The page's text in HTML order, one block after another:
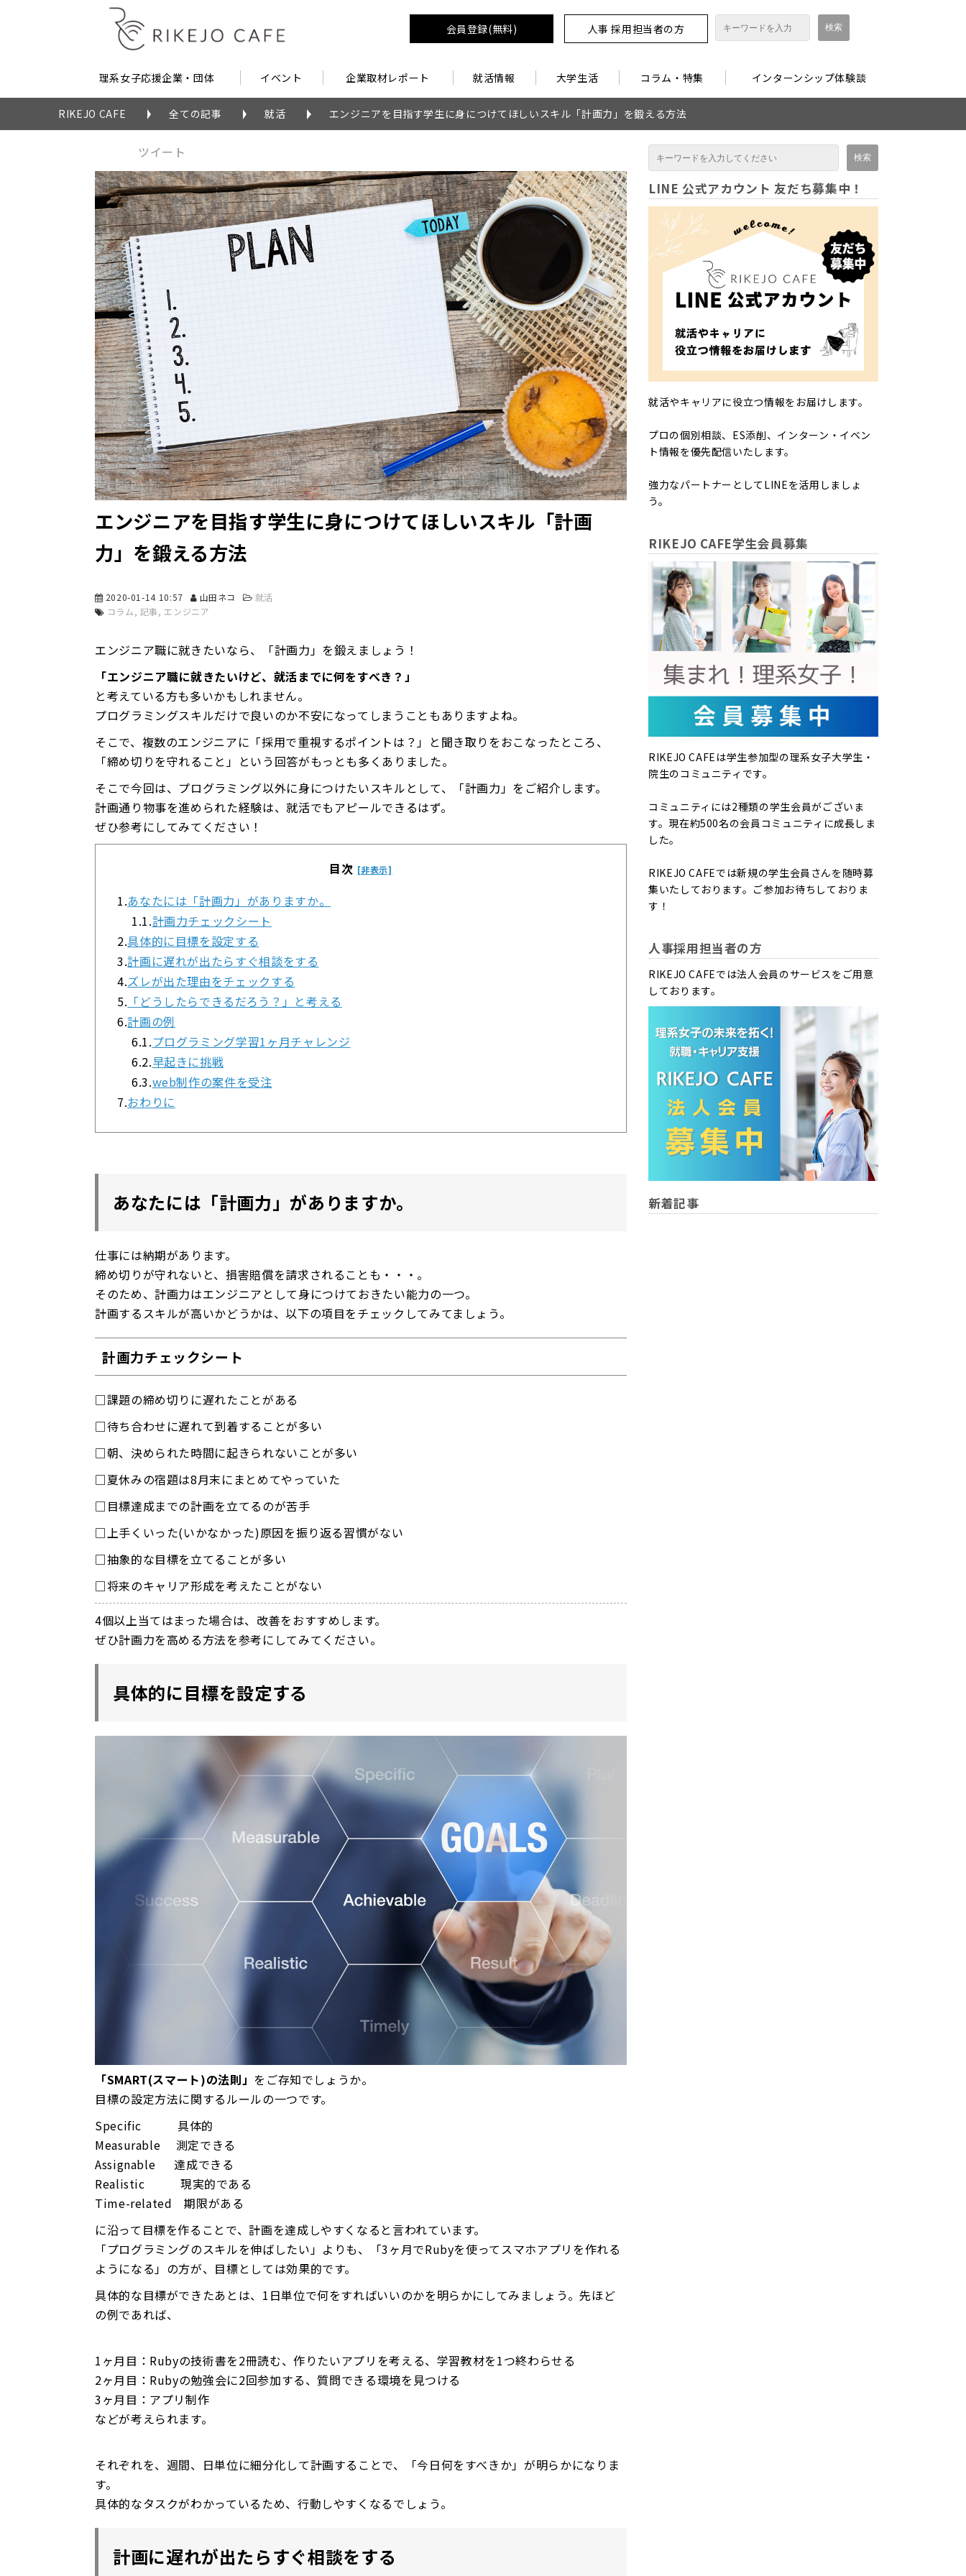
会員登録(無料) 人事 採用担当者の方
理系女子応援企業・団体 イベント 企業取材レポート 就活情報 大学生活 コラム・特集 インターンシップ体験談
RIKEJO CAFE 全ての記事 就活 エンジニアを目指す学生に身につけてほしいスキル「計画力」を鍛える方法
ツイート
エンジニアを目指す学生に身につけてほしいスキル「計画
力」を鍛える方法
2020-01-14 10:57 山田ネコ
就活
コラム 記事 エンジニア
エンジニア職に就きたいなら、「計画力」を鍛えましょう！
「エンジニア職に就きたいけど、就活までに何をすべき？」
と考えている方も多いかもしれません。
プログラミングスキルだけで良いのか不安になってしまうこともありますよね。
そこで、複数のエンジニアに「採用で重視するポイントは？」と聞き取りをおこなったところ、
「締め切りを守れること」という回答がもっとも多くありました。
そこで今回は、プログラミング以外に身につけたいスキルとして、「計画力」をご紹介します。
計画通り物事を進められた経験は、就活でもアピールできるはず。
ぜひ参考にしてみてください！
目次 [非表示]
1.あなたには「計画力」がありますか。
1.1.計画力チェックシート
2.具体的に目標を設定する
3.計画に遅れが出たらすぐ相談をする
4.ズレが出た理由をチェックする
5. 「どうしたらできるだろう？」と考える
6.計画の例
6.1.プログラミング学習1ヶ月チャレンジ
6.2.早起きに挑戦
6.3.web制作の案件を受注
7.おわりに
あなたには「計画力」がありますか。
仕事には納期があります。
締め切りが守れないと、損害賠償を請求されることも・・・。
そのため、計画力はエンジニアとして身につけておきたい能力の一つ。
計画するスキルが高いかどうかは、以下の項目をチェックしてみてましょう。
計画力チェックシート
□課題の締め切りに遅れたことがある
□待ち合わせに遅れて到着することが多い
□朝、決められた時間に起きられないことが多い
□夏休みの宿題は8月末にまとめてやっていた
□目標達成までの計画を立てるのが苦手
□上手くいった(いかなかった)原因を振り返る習慣がない
□抽象的な目標を立てることが多い
□将来のキャリア形成を考えたことがない
4個以上当てはまった場合は、改善をおすすめします。
ぜひ計画力を高める方法を参考にしてみてください。
具体的に目標を設定する
「SMART(スマート)の法則」 をご存知でしょうか。
目標の設定方法に関するルールの一つです。
Specific 具体的
Measurable 測定できる
Assignable 達成できる
Realistic 現実的である
Time-related 期限がある
に沿って目標を作ることで、計画を達成しやすくなると言われています。
「プログラミングのスキルを伸ばしたい」よりも、「3ヶ月でRubyを使ってスマホアプリを作れる
ようになる」の方が、目標としては効果的です。
具体的な目標ができたあとは、1日単位で何をすればいいのかを明らかにしてみましょう。先ほど
の例であれば、
1ヶ月目：Rubyの技術書を2冊読む、作りたいアプリを考える、学習教材を1つ終わらせる
2ヶ月目：Rubyの勉強会に2回参加する、質問できる環境を見つける
3ヶ月目：アプリ制作
などが考えられます。
それぞれを、週間、日単位に細分化して計画することで、「今日何をすべきか」が明らかになりま
す。
具体的なタスクがわかっているため、行動しやすくなるでしょう。
計画に遅れが出たらすぐ相談をする
LINE 公式アカウント 友だち募集中！
就活やキャリアに役立つ情報をお届けします。
プロの個別相談、ES添削、インターン・イベン
ト情報を優先配信いたします。
強力なパートナーとしてLINEを活用しましょ
う。
RIKEJO CAFE学生会員募集
RIKEJO CAFEは学生参加型の理系女子大学生・
院生のコミュニティです。
コミュニティには2種類の学生会員がございま
す。現在約500名の会員コミュニティに成長しま
した。
RIKEJO CAFEでは新規の学生会員さんを随時募
集いたしております。ご参加お待ちしておりま
す！
人事採用担当者の方
RIKEJO CAFEでは法人会員のサービスをご用意
しております。
新着記事